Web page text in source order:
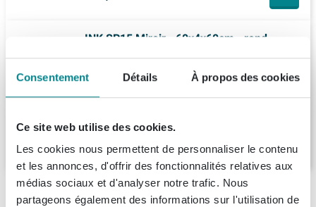
Consentement Détails À propos des cookies
Ce site web utilise des cookies.
Les cookies nous permettent de personnaliser le contenu
et les annonces, d'offrir des fonctionnalités relatives aux
médias sociaux et d'analyser notre trafic. Nous
partageons également des informations sur l'utilisation de
INK SP15 Miroir - 60x4x60cm - rond -
255,
Description